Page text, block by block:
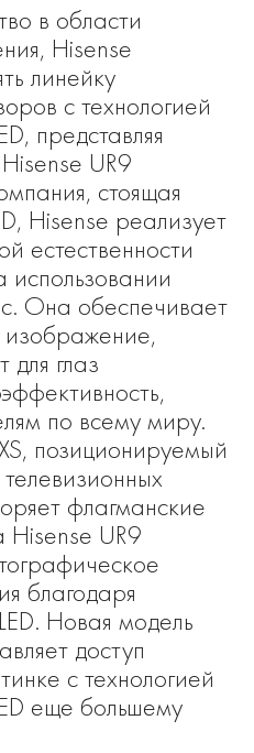
в области
Hisense
линейку
с технологией
представляя
UR9
стоящая
Hisense реализует
естественности
использовании
Она обеспечивает
глаз
по всему миру.
позиционируемый
флагманские
Hisense UR9
благодаря
Новая модель
доступ
с технологией
еще большему